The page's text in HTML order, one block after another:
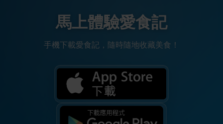
馬上體驗愛食記
手機下載愛食記，隨時隨地收藏美食！